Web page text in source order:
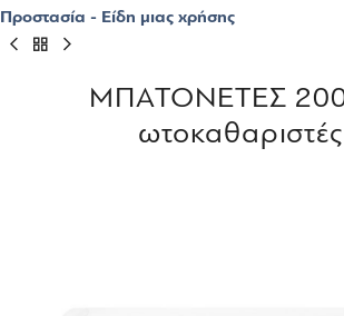
Προστασία - Είδη μιας χρήσης
ΜΠΑΤΟΝΕΤΕΣ